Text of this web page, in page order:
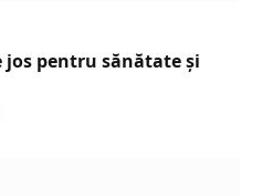
pentru sănătate și